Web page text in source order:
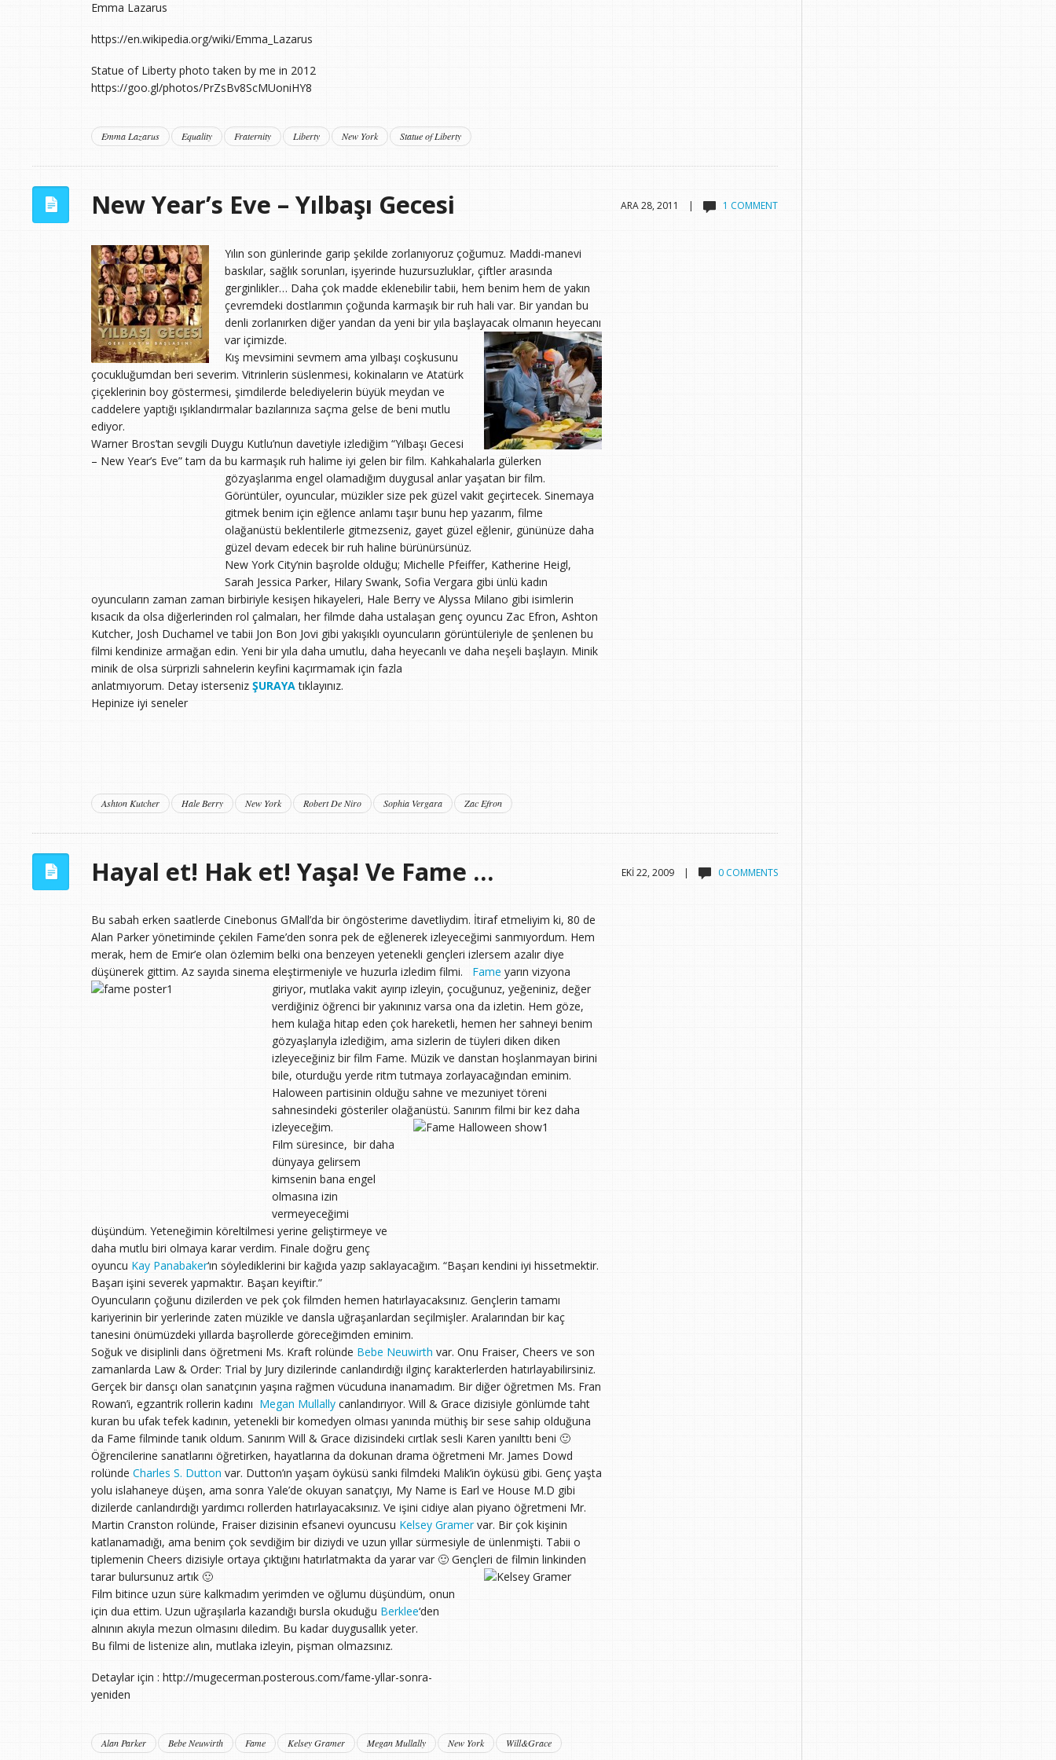
Emma Lazarus
https://en.wikipedia.org/wiki/Emma_Lazarus
Statue of Liberty photo taken by me in 2012
https://goo.gl/photos/PrZsBv8ScMUoniHY8
Emma Lazarus Equality Fraternity Liberty New York Statue of Liberty
ARA 28, 2011 | 1 COMMENT
New Year’s Eve – Yılbaşı Gecesi
Yılın son günlerinde garip şekilde zorlanıyoruz çoğumuz. Maddi-manevi
baskılar, sağlık sorunları, işyerinde huzursuzluklar, çiftler arasında
gerginlikler… Daha çok madde eklenebilir tabii, hem benim hem de yakın
çevremdeki dostlarımın çoğunda karmaşık bir ruh hali var. Bir yandan bu
denli zorlanırken diğer yandan da yeni bir yıla başlayacak olmanın heyecanı
var içimizde.
Kış mevsimini sevmem ama yılbaşı coşkusunu
çocukluğumdan beri severim. Vitrinlerin süslenmesi, kokinaların ve Atatürk
çiçeklerinin boy göstermesi, şimdilerde belediyelerin büyük meydan ve
caddelere yaptığı ışıklandırmalar bazılarınıza saçma gelse de beni mutlu
ediyor.
Warner Bros’tan sevgili Duygu Kutlu’nun davetiyle izlediğim “Yılbaşı Gecesi
– New Year’s Eve” tam da bu karmaşık ruh halime iyi gelen bir film. Kahkahalarla gülerken
gözyaşlarıma engel olamadığım duygusal anlar yaşatan bir film.
Görüntüler, oyuncular, müzikler size pek güzel vakit geçirtecek. Sinemaya
gitmek benim için eğlence anlamı taşır bunu hep yazarım, filme
olağanüstü beklentilerle gitmezseniz, gayet güzel eğlenir, gününüze daha
güzel devam edecek bir ruh haline bürünürsünüz.
New York City’nin başrolde olduğu; Michelle Pfeiffer, Katherine Heigl,
Sarah Jessica Parker, Hilary Swank, Sofia Vergara gibi ünlü kadın
oyuncuların zaman zaman birbiriyle kesişen hikayeleri, Hale Berry ve Alyssa Milano gibi isimlerin
kısacık da olsa diğerlerinden rol çalmaları, her filmde daha ustalaşan genç oyuncu Zac Efron, Ashton
Kutcher, Josh Duchamel ve tabii Jon Bon Jovi gibi yakışıklı oyuncuların görüntüleriyle de şenlenen bu
filmi kendinize armağan edin. Yeni bir yıla daha umutlu, daha heyecanlı ve daha neşeli başlayın. Minik
minik de olsa sürprizli sahnelerin keyfini kaçırmamak için fazla
anlatmıyorum. Detay isterseniz ŞURAYAtıklayınız.
Hepinize iyi seneler
Ashton Kutcher Hale Berry New York Robert De Niro Sophia Vergara Zac Efron
EKI 22, 2009 | 0 COMMENTS
Hayal et! Hak et! Yaşa! Ve Fame …
Bu sabah erken saatlerde Cinebonus GMall’da bir öngösterime davetliydim. İtiraf etmeliyim ki, 80 de
Alan Parker yönetiminde çekilen Fame’den sonra pek de eğlenerek izleyeceğimi sanmıyordum. Hem
merak, hem de Emir’e olan özlemim belki ona benzeyen yetenekli gençleri izlersem azalır diye
düşünerek gittim. Az sayıda sinema eleştirmeniyle ve huzurla izledim filmi.
Fame yarın vizyona
giriyor, mutlaka vakit ayırıp izleyin, çocuğunuz, yeğeniniz, değer
verdiğiniz öğrenci bir yakınınız varsa ona da izletin. Hem göze,
hem kulağa hitap eden çok hareketli, hemen her sahneyi benim
gözyaşlarıyla izlediğim, ama sizlerin de tüyleri diken diken
izleyeceğiniz bir film Fame. Müzik ve danstan hoşlanmayan birini
bile, oturduğu yerde ritm tutmaya zorlayacağından eminim.
Haloween partisinin olduğu sahne ve mezuniyet töreni
sahnesindeki gösteriler olağanüstü. Sanırım filmi bir kez daha
izleyeceğim.
Film süresince, bir daha
dünyaya gelirsem
kimsenin bana engel
olmasına izin
vermeyeceğimi
düşündüm. Yeteneğimin köreltilmesi yerine geliştirmeye ve
daha mutlu biri olmaya karar verdim. Finale doğru genç
oyuncu Kay Panabaker‘ın söylediklerini bir kağıda yazıp saklayacağım. “Başarı kendini iyi hissetmektir.
Başarı işini severek yapmaktır. Başarı keyiftir.”
Oyuncuların çoğunu dizilerden ve pek çok filmden hemen hatırlayacaksınız. Gençlerin tamamı
kariyerinin bir yerlerinde zaten müzikle ve dansla uğraşanlardan seçilmişler. Aralarından bir kaç
tanesini önümüzdeki yıllarda başrollerde göreceğimden eminim.
Soğuk ve disiplinli dans öğretmeni Ms. Kraft rolünde Bebe Neuwirth var. Onu Fraiser, Cheers ve son
zamanlarda Law & Order: Trial by Jury dizilerinde canlandırdığı ilginç karakterlerden hatırlayabilirsiniz.
Gerçek bir dansçı olan sanatçının yaşına rağmen vücuduna inanamadım. Bir diğer öğretmen Ms. Fran
Rowan’i, egzantrik rollerin kadını Megan Mullallycanlandırıyor. Will & Grace dizisiyle gönlümde taht
kuran bu ufak tefek kadının, yetenekli bir komedyen olması yanında müthiş bir sese sahip olduğuna
da Fame filminde tanık oldum. Sanırım Will & Grace dizisindeki cırtlak sesli Karen yanılttı beni 🙂
Öğrencilerine sanatlarını öğretirken, hayatlarına da dokunan drama öğretmeni Mr. James Dowd
rolünde Charles S. Dutton var. Dutton’ın yaşam öyküsü sanki filmdeki Malik’in öyküsü gibi. Genç yaşta
yolu islahaneye düşen, ama sonra Yale’de okuyan sanatçıyı, My Name is Earl ve House M.D gibi
dizilerde canlandırdığı yardımcı rollerden hatırlayacaksınız. Ve işini cidiye alan piyano öğretmeni Mr.
Martin Cranston rolünde, Fraiser dizisinin efsanevi oyuncusu Kelsey Gramervar. Bir çok kişinin
katlanamadığı, ama benim çok sevdiğim bir diziydi ve uzun yıllar sürmesiyle de ünlenmişti. Tabii o
tiplemenin Cheers dizisiyle ortaya çıktığını hatırlatmakta da yarar var 🙂 Gençleri de filmin linkinden
tarar bulursunuz artık 🙂
Film bitince uzun süre kalkmadım yerimden ve oğlumu düşündüm, onun
için dua ettim. Uzun uğraşılarla kazandığı bursla okuduğu Berklee‘den
alnının akıyla mezun olmasını diledim. Bu kadar duygusallık yeter.
Bu filmi de listenize alın, mutlaka izleyin, pişman olmazsınız.
Detaylar için : http://mugecerman.posterous.com/fame-yllar-sonra-
yeniden
Alan Parker Bebe Neuwirth Fame Kelsey Gramer Megan Mullally New York Will&Grace